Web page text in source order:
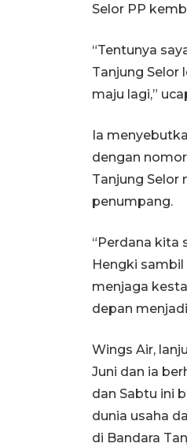
Selor PP
“Tentunya
Tanjung Selor
maju lagi,”
Ia
dengan
Tanjung Selor
penumpang.
“Perdana kita
Hengki
menjaga
depan
Wings Air,
Juni dan ia
dan Sabtu ini
dunia usaha
di Bandara